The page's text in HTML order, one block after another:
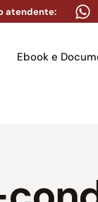
atendente:
Ebook e